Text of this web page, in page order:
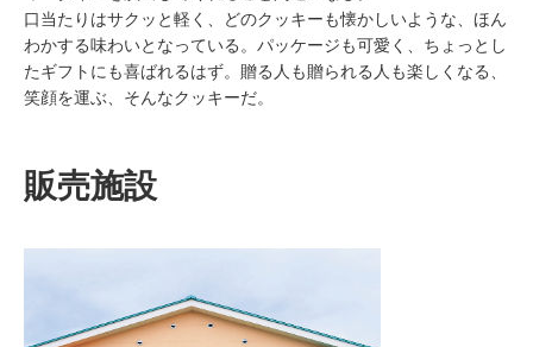
口当たりはサクッと軽く、どのクッキーも懐かしいような、ほん
わかする味わいとなっている。パッケージも可愛く、ちょっとし
たギフトにも喜ばれるはず。贈る人も贈られる人も楽しくなる、
笑顔を運ぶ、そんなクッキーだ。
販売施設